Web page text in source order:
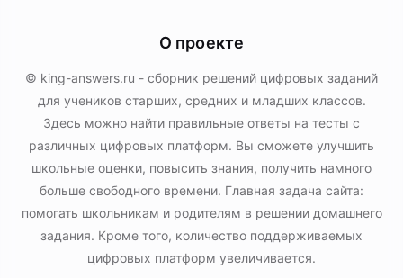
О проекте
© king-answers.ru - сборник решений цифровых заданий
для учеников старших, средних и младших классов.
Здесь можно найти правильные ответы на тесты с
различных цифровых платформ. Вы сможете улучшить
школьные оценки, повысить знания, получить намного
больше свободного времени. Главная задача сайта:
помогать школьникам и родителям в решении домашнего
задания. Кроме того, количество поддерживаемых
цифровых платформ увеличивается.